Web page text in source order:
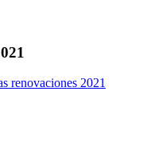
renovaciones 2021